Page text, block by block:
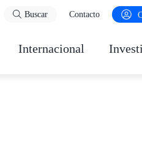
Buscar Contacto
Internacional